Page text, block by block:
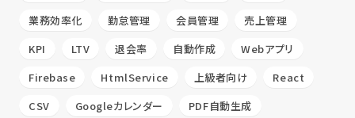
業務効率化
勤怠管理 会員管理
売上管理
KPI
LTV 退会率 自動作成
Webアプリ
Firebase
HtmlService 上級者向け
React
CSV
Googleカレンダー
PDF自動生成